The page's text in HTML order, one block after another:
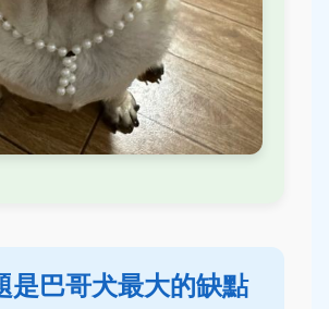
是巴哥犬最大的缺點